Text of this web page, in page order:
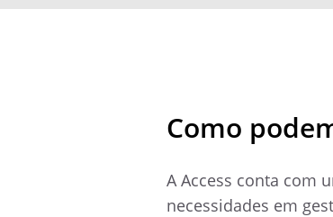
Como
A Access conta com
necessidades em